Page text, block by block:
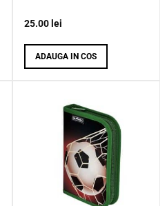
25.00 lei
ADAUGA IN COS